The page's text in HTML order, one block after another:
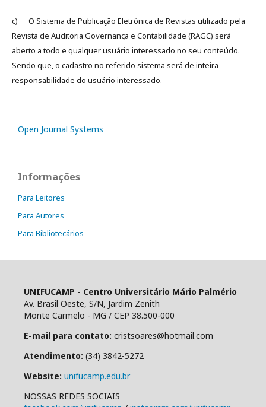
c) O Sistema de Publicação Eletrônica de Revistas utilizado pela
Revista de Auditoria Governança e Contabilidade (RAGC) será
aberto a todo e qualquer usuário interessado no seu conteúdo.
Sendo que, o cadastro no referido sistema será de inteira
responsabilidade do usuário interessado.
Open Journal Systems
Informações
Para Leitores
Para Autores
Para Bibliotecários
UNIFUCAMP - Centro Universitário Mário Palmério
Av. Brasil Oeste, S/N, Jardim Zenith
Monte Carmelo - MG / CEP 38.500-000
E-mail para contato: cristsoares@hotmail.com
Atendimento: (34) 3842-5272
Website: unifucamp.edu.br
NOSSAS REDES SOCIAIS